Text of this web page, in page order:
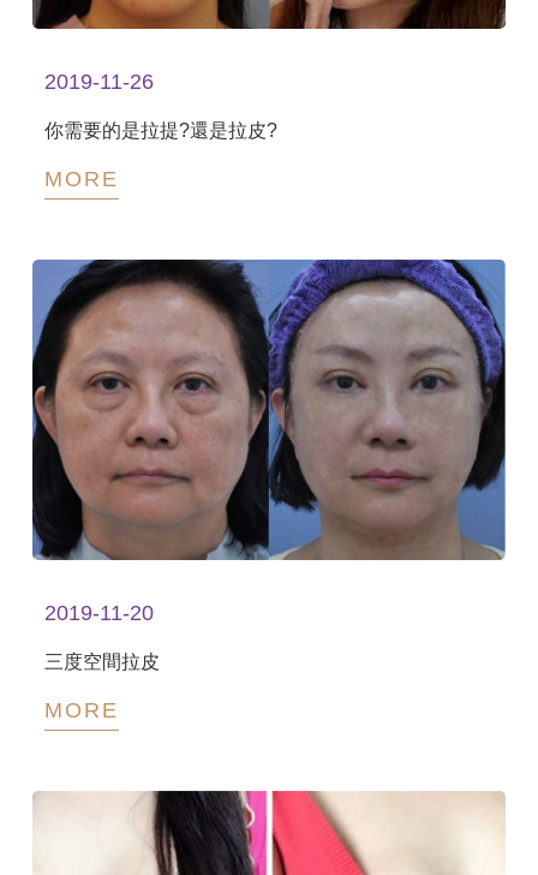
2019-11-26
你需要的是拉提?還是拉皮?
MORE
2019-11-20
三度空間拉皮
MORE